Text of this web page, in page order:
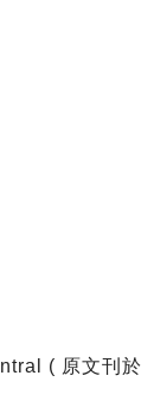
( 原文刊於